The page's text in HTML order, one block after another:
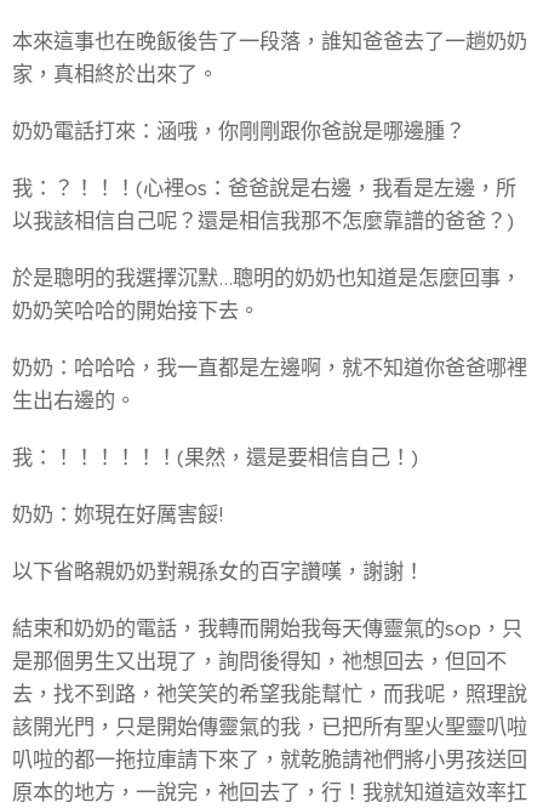
本來這事也在晚飯後告了一段落，誰知爸爸去了一趟奶奶
家，真相終於出來了。
奶奶電話打來：涵哦，你剛剛跟你爸說是哪邊腫？
我：？！！！(心裡os：爸爸說是右邊，我看是左邊，所
以我該相信自己呢？還是相信我那不怎麼靠譜的爸爸？)
於是聰明的我選擇沉默...聰明的奶奶也知道是怎麼回事，
奶奶笑哈哈的開始接下去。
奶奶：哈哈哈，我一直都是左邊啊，就不知道你爸爸哪裡
生出右邊的。
我：！！！！！！(果然，還是要相信自己！)
奶奶：妳現在好厲害餒!
以下省略親奶奶對親孫女的百字讚嘆，謝謝！
結束和奶奶的電話，我轉而開始我每天傳靈氣的sop，只
是那個男生又出現了，詢問後得知，祂想回去，但回不
去，找不到路，祂笑笑的希望我能幫忙，而我呢，照理說
該開光門，只是開始傳靈氣的我，已把所有聖火聖靈叭啦
叭啦的都一拖拉庫請下來了，就乾脆請祂們將小男孩送回
原本的地方，一說完，祂回去了，行！我就知道這效率扛